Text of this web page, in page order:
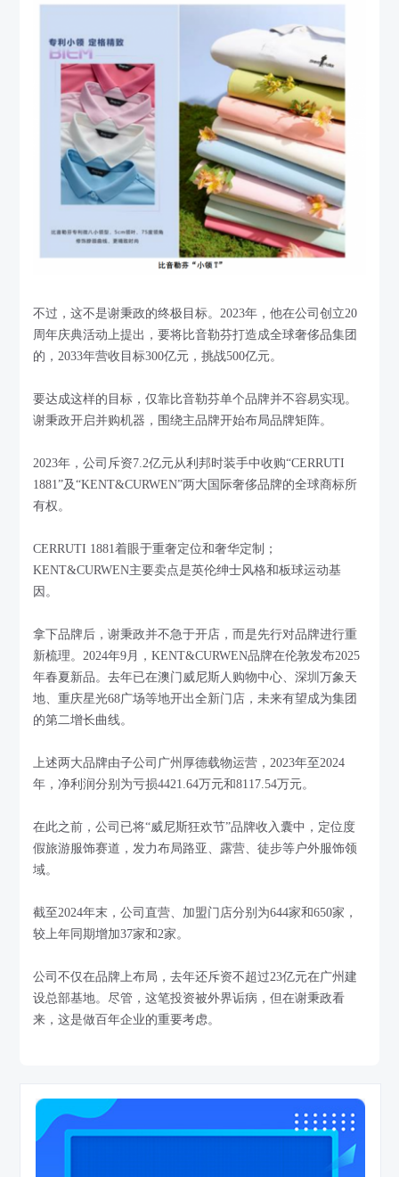
不过，这不是谢秉政的终极目标。2023年，他在公司创立20
周年庆典活动上提出，要将比音勒芬打造成全球奢侈品集团
的，2033年营收目标300亿元，挑战500亿元。
要达成这样的目标，仅靠比音勒芬单个品牌并不容易实现。
谢秉政开启并购机器，围绕主品牌开始布局品牌矩阵。
2023年，公司斥资7.2亿元从利邦时装手中收购“CERRUTI
1881”及“KENT&CURWEN”两大国际奢侈品牌的全球商标所
有权。
CERRUTI 1881着眼于重奢定位和奢华定制；
KENT&CURWEN主要卖点是英伦绅士风格和板球运动基
因。
拿下品牌后，谢秉政并不急于开店，而是先行对品牌进行重
新梳理。2024年9月，KENT&CURWEN品牌在伦敦发布2025
年春夏新品。去年已在澳门威尼斯人购物中心、深圳万象天
地、重庆星光68广场等地开出全新门店，未来有望成为集团
的第二增长曲线。
上述两大品牌由子公司广州厚德载物运营，2023年至2024
年，净利润分别为亏损4421.64万元和8117.54万元。
在此之前，公司已将“威尼斯狂欢节”品牌收入囊中，定位度
假旅游服饰赛道，发力布局路亚、露营、徒步等户外服饰领
域。
截至2024年末，公司直营、加盟门店分别为644家和650家，
较上年同期增加37家和2家。
公司不仅在品牌上布局，去年还斥资不超过23亿元在广州建
设总部基地。尽管，这笔投资被外界诟病，但在谢秉政看
来，这是做百年企业的重要考虑。